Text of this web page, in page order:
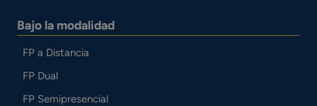
Bajo la modalidad
FP a Distancia
FP Dual
FP Semipresencial